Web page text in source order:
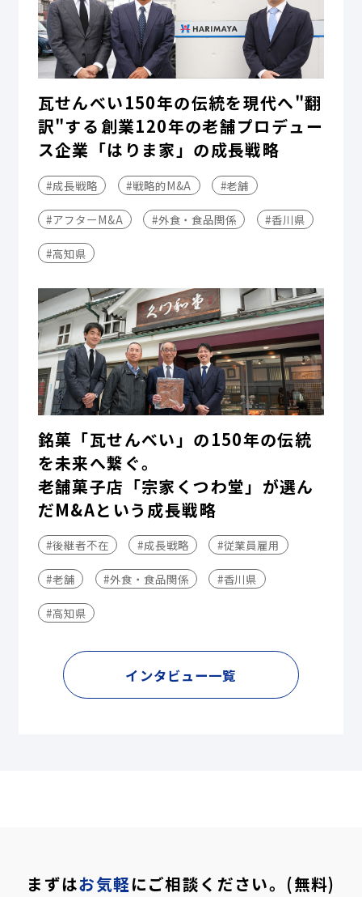
瓦せんべい150年の伝統を現代へ"翻
訳"する――創業120年の老舗プロデュー
ス企業「はりま家」の成長戦略
#成長戦略 #戦略的M&A #老舗
#アフターM&A #外食・食品関係 #香川県
#高知県
銘菓「瓦せんべい」の150年の伝統
を未来へ繋ぐ。
老舗菓子店「宗家くつわ堂」が選ん
だM&Aという成長戦略
#後継者不在 #成長戦略 #従業員雇用
#老舗 #外食・食品関係 #香川県
#高知県
インタビュー一覧
まずはお気軽にご相談ください。(無料)